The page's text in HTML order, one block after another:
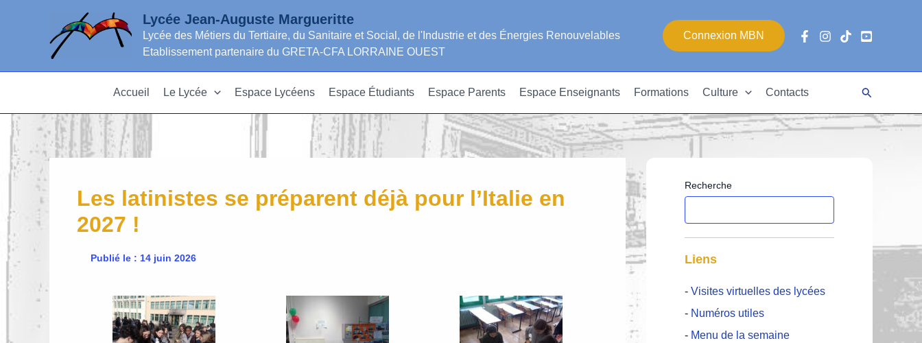
Lycée Jean-Auguste Margueritte
Lycée des Métiers du Tertiaire, du Sanitaire et Social, de l'Industrie et des Énergies Renouvelables
Etablissement partenaire du GRETA-CFA LORRAINE OUEST
Connexion MBN
Accueil Le Lycée Espace Lycéens Espace Étudiants Espace Parents Espace Enseignants Formations Culture Contacts Rechercher
Les latinistes se préparent déjà pour l’Italie en
2027 !
Publié le : 14 juin 2026
Recherche
Liens
- Visites virtuelles des lycées
- Numéros utiles
- Menu de la semaine